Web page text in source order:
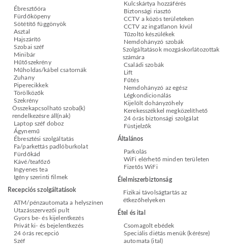
Ébresztőóra
Fürdőköpeny
Sötétítő függönyök
Asztal
Hajszárító
Szobai széf
Minibár
Hűtőszekrény
Műholdas/kábel csatornák
Zuhany
Piperecikkek
Törölközők
Szekrény
Összekapcsolható szoba(k)
rendelkezésre áll(nak)
Laptop széf doboz
Ágynemű
Ébresztési szolgáltatás
Fa/parkettás padlóburkolat
Fürdőkád
Kávé/teafőző
Ingyenes tea
Igény szerinti filmek
Recepciós szolgáltatások
ATM/pénzautomata a helyszínen
Utazásszervezői pult
Gyors be- és kijelentkezés
Privát ki- és bejelentkezés
24 órás recepció
Széf
Kulcskártya hozzáférés
Biztonsági riasztó
CCTV a közös területeken
CCTV az ingatlanon kívül
Tűzoltó készülékek
Nemdohányzó szobák
Szolgáltatások mozgáskorlátozottak
számára
Családi szobák
Lift
Fűtés
Nemdohányzó az egész
Légkondicionálás
Kijelölt dohányzóhely
Kerekesszékkel megközelíthető
24 órás biztonsági szolgálat
Füstjelzők
Általános
Parkolás
WiFi elérhető minden területen
Fizetős WiFi
Élelmiszerbiztonság
Fizikai távolságtartás az
étkezőhelyeken
Étel és ital
Csomagolt ebédek
Speciális diétás menük (kérésre)
automata (ital)